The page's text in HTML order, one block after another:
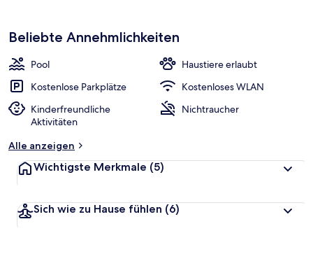
Beliebte Annehmlichkeiten
Pool
Haustiere erlaubt
Kostenlose Parkplätze
Kostenloses WLAN
Kinderfreundliche
Aktivitäten
Nichtraucher
Alle anzeigen
Wichtigste Merkmale (5)
Sich wie zu Hause fühlen (6)